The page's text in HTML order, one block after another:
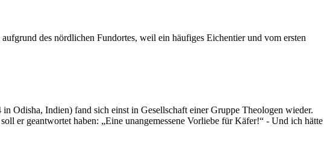
des nördlichen Fundortes, weil ein häufiges Eichentier und vom ersten
in Odisha, Indien) fand sich einst in Gesellschaft einer Gruppe Theologen wieder.
er geantwortet haben: „Eine unangemessene Vorliebe für Käfer!“ - Und ich hätte